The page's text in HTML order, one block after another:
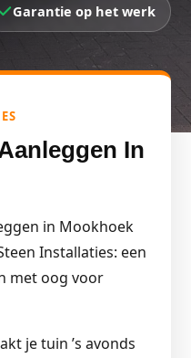
Garantie op het werk
In
in Mookhoek
Installaties: een
met oog voor
je tuin ’s avonds